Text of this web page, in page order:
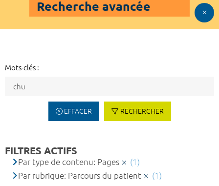
Recherche avancée
Mots-clés :
EFFACER RECHERCHER
FILTRES ACTIFS
Par type de contenu: Pages
(1)
Par rubrique: Parcours du patient
(1)